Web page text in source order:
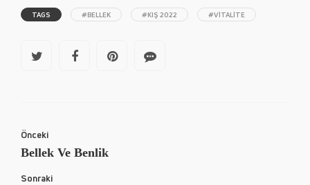
TAGS #BELLEK #KIŞ 2022 #VITALITE
Önceki
Bellek Ve Benlik
Sonraki